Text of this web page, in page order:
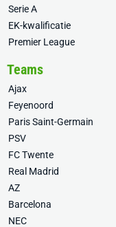
Serie A
EK-kwalificatie
Premier League
Teams
Ajax
Feyenoord
Paris Saint-Germain
PSV
FC Twente
Real Madrid
AZ
Barcelona
NEC